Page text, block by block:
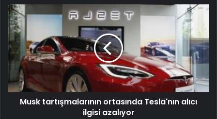
Musk tartışmalarının ortasında Tesla'nın alıcı
ilgisi azalıyor